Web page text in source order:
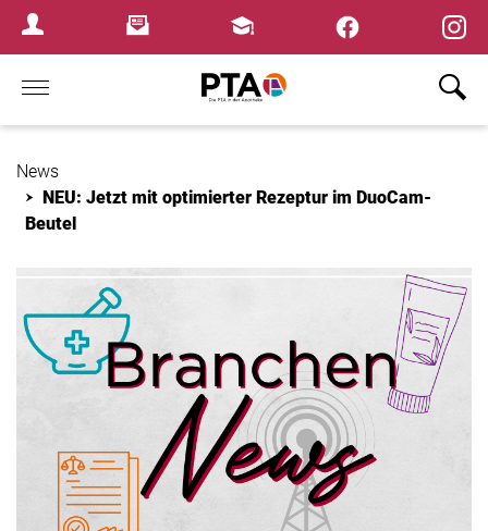
Login MenuNewsletterFortbildungen
Home
News
NEU: Jetzt mit optimierter Rezeptur im DuoCam-
Beutel